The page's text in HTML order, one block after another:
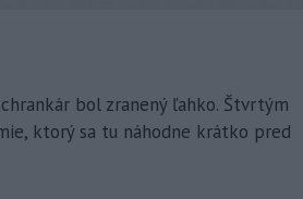
bol zranený ľahko. Štvrtým
ktorý sa tu náhodne krátko pred